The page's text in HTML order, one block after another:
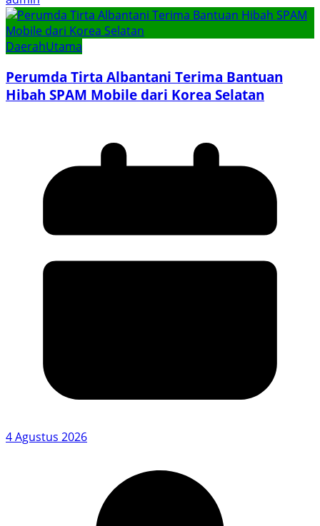
DaerahUtama
Perumda Tirta Albantani Terima Bantuan
Hibah SPAM Mobile dari Korea Selatan
4 Agustus 2026